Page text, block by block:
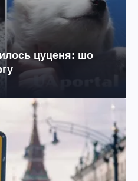
цуценя: шо